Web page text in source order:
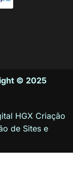
© 2025
HGX Criação
de Sites e